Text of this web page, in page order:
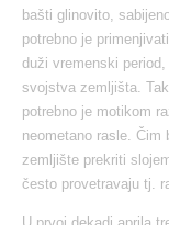
bašti glinovito,
potrebno je
duži vremenski
svojstva zemljišta.
potrebno je motikom
neometano rasle. Čim
zemljište prekriti
često provetravaju tj.